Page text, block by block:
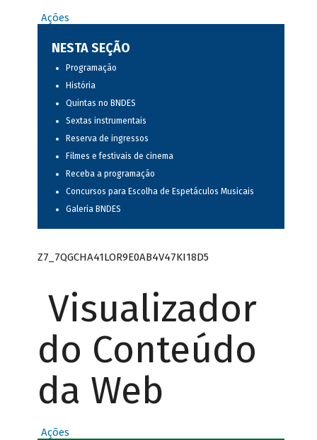
Ações
NESTA SEÇÃO
Programação
História
Quintas no BNDES
Sextas instrumentais
Reserva de ingressos
Filmes e festivais de cinema
Receba a programação
Concursos para Escolha de Espetáculos Musicais
Galeria BNDES
Z7_7QGCHA41LOR9E0AB4V47KI18D5
Visualizador
do Conteúdo
da Web
Ações